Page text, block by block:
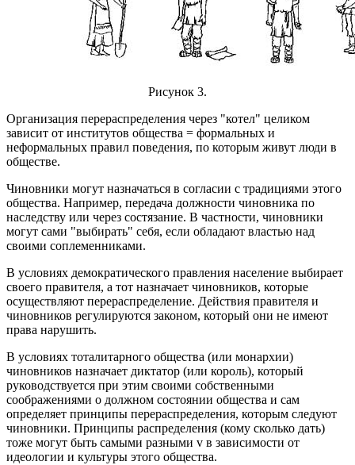
Рисунок 3.
Организация перераспределения через "котел" целиком
зависит от институтов общества = формальных и
неформальных правил поведения, по которым живут люди в
обществе.
Чиновники могут назначаться в согласии с традициями этого
общества. Например, передача должности чиновника по
наследству или через состязание. В частности, чиновники
могут сами "выбирать" себя, если обладают властью над
своими соплеменниками.
В условиях демократического правления население выбирает
своего правителя, а тот назначает чиновников, которые
осуществляют перераспределение. Действия правителя и
чиновников регулируются законом, который они не имеют
права нарушить.
В условиях тоталитарного общества (или монархии)
чиновников назначает диктатор (или король), который
руководствуется при этим своими собственными
соображениями о должном состоянии общества и сам
определяет принципы перераспределения, которым следуют
чиновники. Принципы распределения (кому сколько дать)
тоже могут быть самыми разными v в зависимости от
идеологии и культуры этого общества.